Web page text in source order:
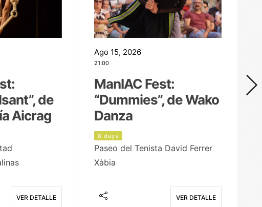
de
Aicrag
VER DETALLE
Ago 15, 2026
21:00
ManIAC Fest:
“Dummies”, de Wako
Danza
8 days
Paseo del Tenista David Ferrer
Xàbia
VER DETALLE